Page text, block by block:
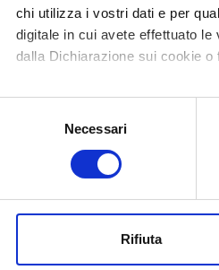
chi utilizza i vostri dati e per
digitale in cui avete effettuato
dalla Dichiarazione sui cookie
Con il tuo consenso, vorremmo
raccogliere informazioni
digitali).
modificare o ritirare il tuo
Necessari
Rifiuta
Internazionali Settore
LINK UTILI
Azienda Ospedaliera